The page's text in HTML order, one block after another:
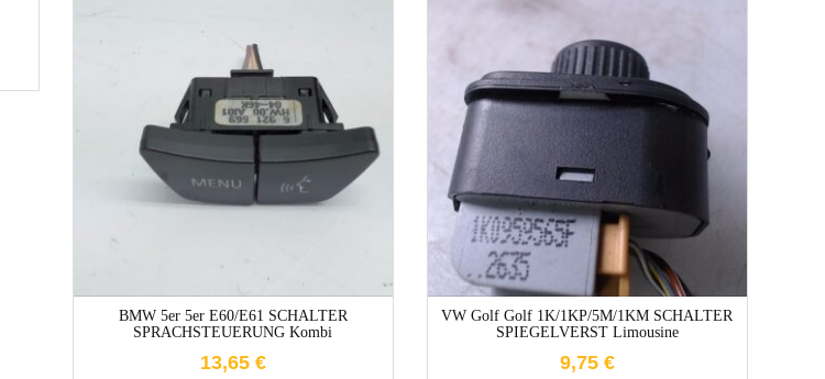
BMW 5er 5er E60/E61 SCHALTER
SPRACHSTEUERUNG Kombi
13,65 €
1-3 Werktage
VW Golf Golf 1K/1KP/5M/1KM SCHALTER
SPIEGELVERST Limousine
9,75 €